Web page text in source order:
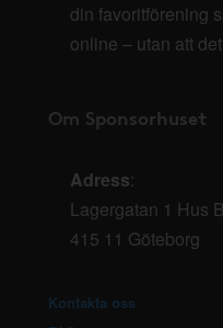
din favoritförening
online – utan att
Om Sponsorhuset
Adress:
Lagergatan 1 Hus
415 11 Göteborg
Kontakta oss